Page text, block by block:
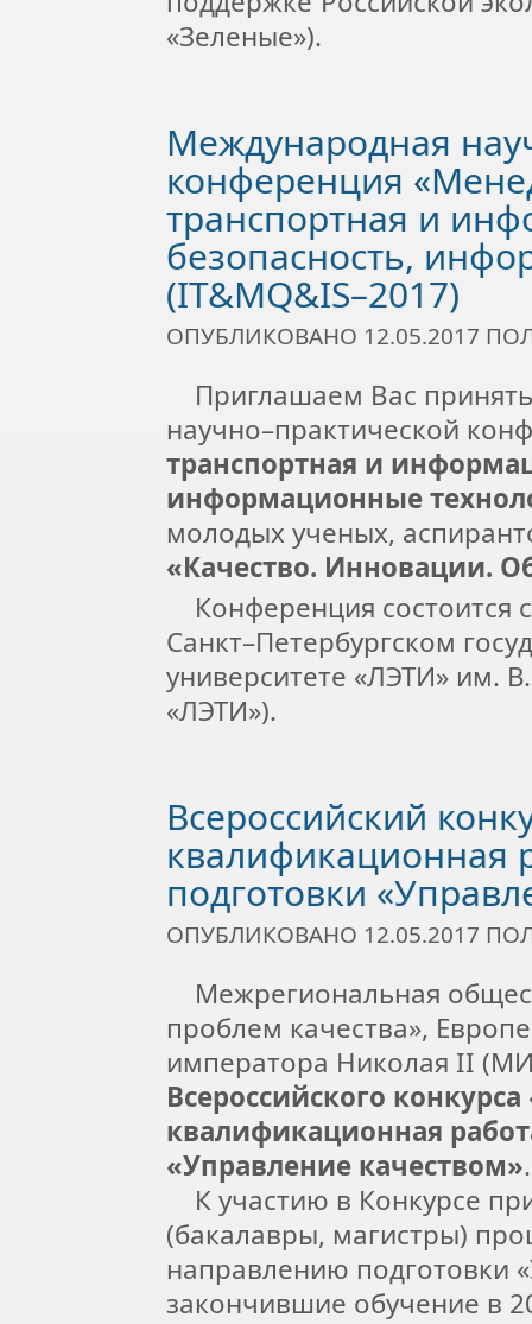
«Зеленые»).
Международная
конференция
транспортная и
безопасность,
(IT&MQ&IS–2017)
ОПУБЛИКОВАНО 12.05.2017
Приглашаем Вас
научно–практической
транспортная и
информационные
молодых ученых,
«Качество. Инновации.
Конференция состоится
Санкт–Петербургском
университете «ЛЭТИ» им.
«ЛЭТИ»).
Всероссийский
квалификационная
подготовки
ОПУБЛИКОВАНО 12.05.2017
Межрегиональная
проблем качества»,
императора Николая II
Всероссийского конкурса
квалификационная
«Управление качеством».
К участию в Конкурсе
(бакалавры, магистры)
направлению подготовки
закончившие обучение в